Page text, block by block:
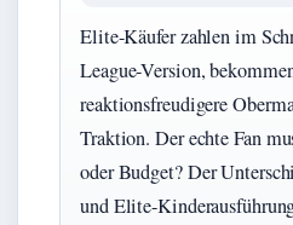
Elite-Käufer zahlen im
League-Version,
reaktionsfreudigere
Traktion. Der echte Fan
oder Budget? Der
und Elite-